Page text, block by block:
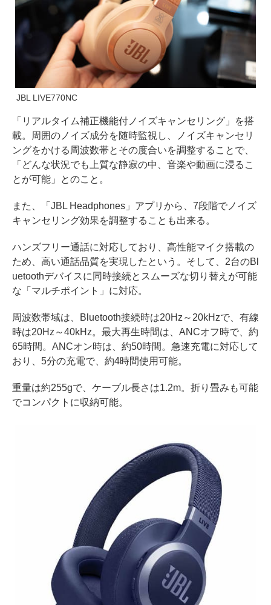
JBL LIVE770NC
「リアルタイム補正機能付ノイズキャンセリング」を搭
載。周囲のノイズ成分を随時監視し、ノイズキャンセリ
ングをかける周波数帯とその度合いを調整することで、
「どんな状況でも上質な静寂の中、音楽や動画に浸るこ
とが可能」とのこと。
また、「JBL Headphones」アプリから、7段階でノイズ
キャンセリング効果を調整することも出来る。
ハンズフリー通話に対応しており、高性能マイク搭載の
ため、高い通話品質を実現したという。そして、2台のBl
uetoothデバイスに同時接続とスムーズな切り替えが可能
な「マルチポイント」に対応。
周波数帯域は、Bluetooth接続時は20Hz～20kHzで、有線
時は20Hz～40kHz。最大再生時間は、ANCオフ時で、約
65時間。ANCオン時は、約50時間。急速充電に対応して
おり、5分の充電で、約4時間使用可能。
重量は約255gで、ケーブル長さは1.2m。折り畳みも可能
でコンパクトに収納可能。